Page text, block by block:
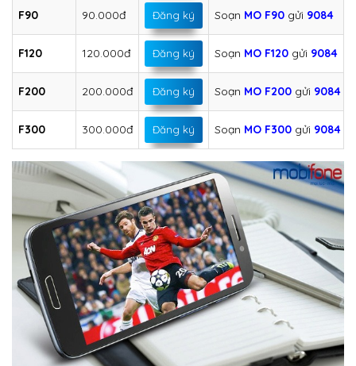
F90 90.000đ Đăng ký Soạn MO F90 gửi 9084
F120 120.000đ Đăng ký Soạn MO F120 gửi 9084
F200 200.000đ Đăng ký Soạn MO F200 gửi 9084
F300 300.000đ Đăng ký Soạn MO F300 gửi 9084